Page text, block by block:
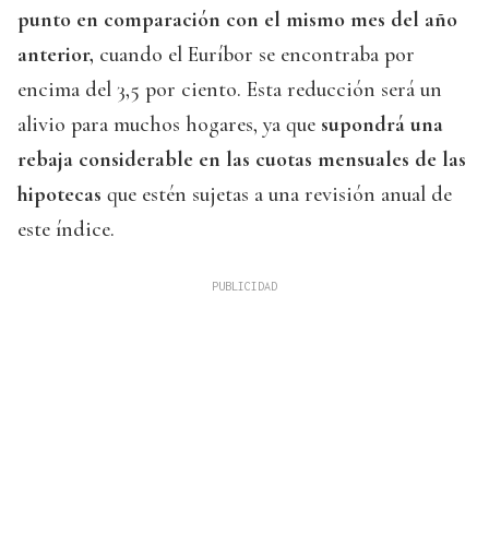
punto en comparación con el mismo mes del año
anterior, cuando el Euríbor se encontraba por
encima del 3,5 por ciento. Esta reducción será un
alivio para muchos hogares, ya que supondrá una
rebaja considerable en las cuotas mensuales de las
hipotecas que estén sujetas a una revisión anual de
este índice.